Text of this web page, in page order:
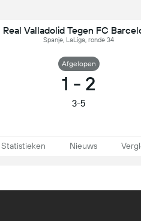
Real Valladolid Tegen FC
Spanje, LaLiga, ronde 34
Afgelopen
1 - 2
3-5
Statistieken Nieuws